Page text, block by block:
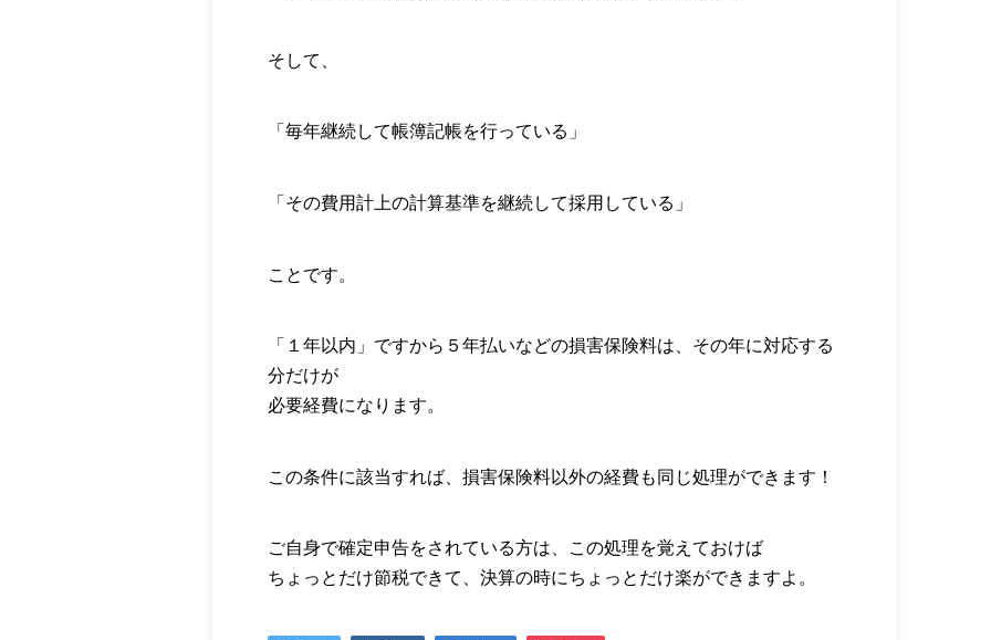
そして、
「毎年継続して帳簿記帳を行っている」
「その費用計上の計算基準を継続して採用している」
ことです。
「１年以内」ですから５年払いなどの損害保険料は、その年に対応する
分だけが
必要経費になります。
この条件に該当すれば、損害保険料以外の経費も同じ処理ができます！
ご自身で確定申告をされている方は、この処理を覚えておけば
ちょっとだけ節税できて、決算の時にちょっとだけ楽ができますよ。